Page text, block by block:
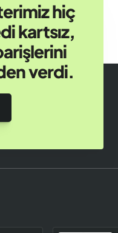
hiç
kartsız,
verdi.